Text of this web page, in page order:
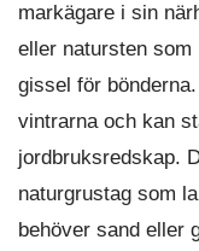
markägare i sin
eller natursten
gissel för
vintrarna och kan
jordbruksredskap.
naturgrustag som
behöver sand eller